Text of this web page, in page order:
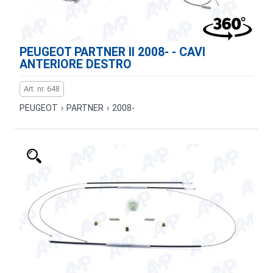
PEUGEOT PARTNER II 2008- - CAVI
ANTERIORE DESTRO
Art. nr. 648
PEUGEOT › PARTNER › 2008-